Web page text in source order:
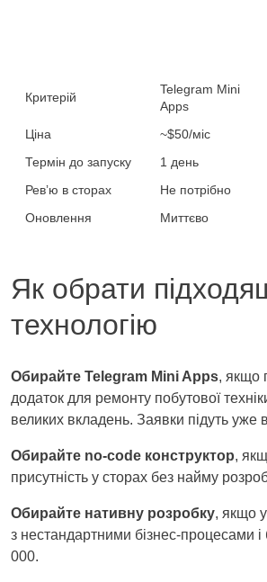
Критерій
Telegram Mini
Apps
Ціна ~$50/міс
Термін до запуску
1 день
Ревʼю в сторах
Не потрібно
Оновлення
Миттєво
Як обрати
технологію
Обирайте Telegram Mini Apps, якщо
додаток для ремонту побутової
великих вкладень. Заявки підуть уже
Обирайте no‑code конструктор,
присутність у сторах без найму
Обирайте нативну розробку, якщо
з нестандартними бізнес‑процесами
000.